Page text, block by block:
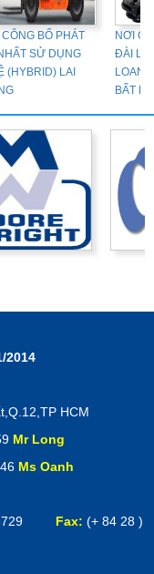
BỐ PHÁT
SỬ DỤNG
(HYBRID) LAI
NƠI
ĐÀI
LOAN,
BẤT
2014
HCM
Mr Long
Ms Oanh
6729 Fax: (+ 84 28 )